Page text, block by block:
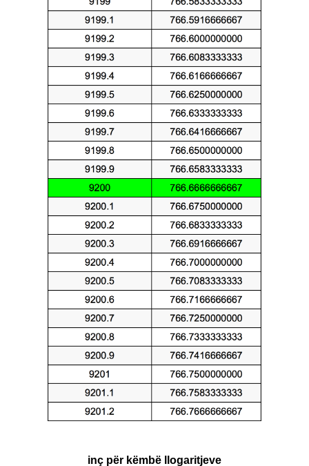
inç për këmbë llogaritjeve